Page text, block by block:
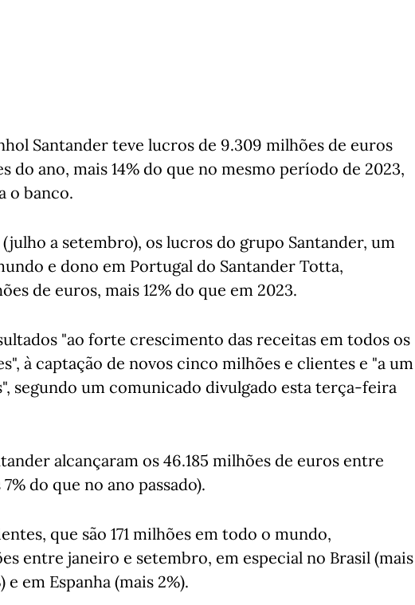
Santander teve lucros de 9.309 milhões de euros
do ano, mais 14% do que no mesmo período de 2023,
o banco.
a setembro), os lucros do grupo Santander, um
e dono em Portugal do Santander Totta,
de euros, mais 12% do que em 2023.
"ao forte crescimento das receitas em todos os
à captação de novos cinco milhões e clientes e "a um
segundo um comunicado divulgado esta terça-feira
alcançaram os 46.185 milhões de euros entre
do que no ano passado).
que são 171 milhões em todo o mundo,
entre janeiro e setembro, em especial no Brasil (mais
em Espanha (mais 2%).